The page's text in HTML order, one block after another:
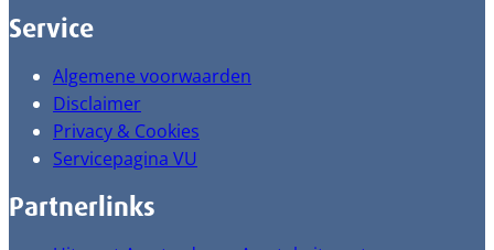
Service
Algemene voorwaarden
Disclaimer
Privacy & Cookies
Servicepagina VU
Partnerlinks